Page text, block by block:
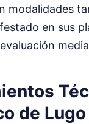
modalidades
en sus
de Lugo